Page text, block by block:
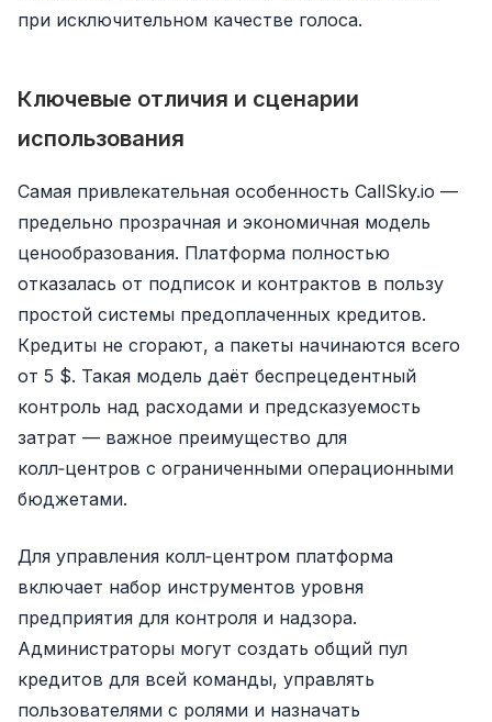
при исключительном качестве голоса.
Ключевые отличия и сценарии
использования
Самая привлекательная особенность CallSky.io —
предельно прозрачная и экономичная модель
ценообразования. Платформа полностью
отказалась от подписок и контрактов в пользу
простой системы предоплаченных кредитов.
Кредиты не сгорают, а пакеты начинаются всего
от 5 $. Такая модель даёт беспрецедентный
контроль над расходами и предсказуемость
затрат — важное преимущество для
колл‑центров с ограниченными операционными
бюджетами.
Для управления колл‑центром платформа
включает набор инструментов уровня
предприятия для контроля и надзора.
Администраторы могут создать общий пул
кредитов для всей команды, управлять
пользователями с ролями и назначать